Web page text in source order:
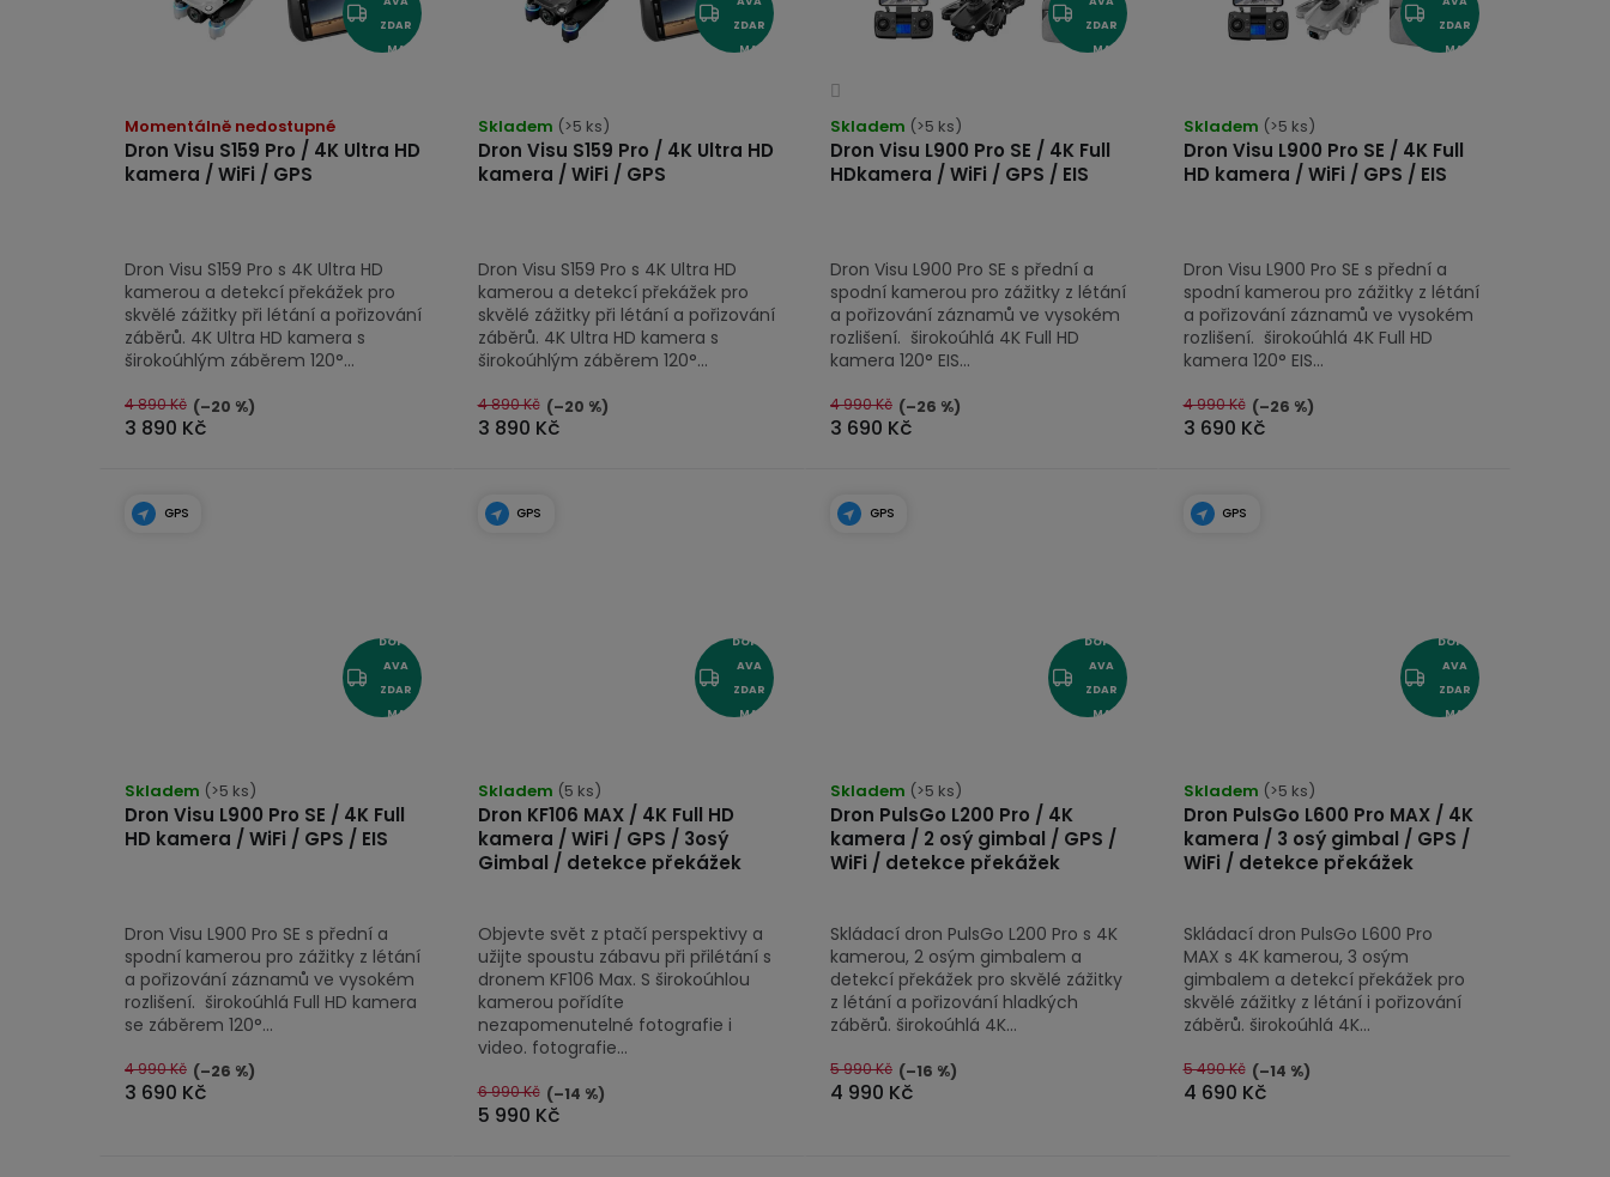
ZDAR
MA
Dron Visu S159 Pro / 4K Ultra HD
kamera / WiFi / GPS
Momentálně nedostupné
3 890 Kč
4 890 Kč (–20 %)
Dron Visu S159 Pro s 4K Ultra HD
kamerou a detekcí překážek pro
skvělé zážitky při létání a pořizování
záběrů. 4K Ultra HD kamera s
širokoúhlým záběrem 120°...
ZDAR
MA
Dron Visu S159 Pro / 4K Ultra HD
kamera / WiFi / GPS
Skladem (>5 ks)
3 890 Kč
4 890 Kč (–20 %)
Dron Visu S159 Pro s 4K Ultra HD
kamerou a detekcí překážek pro
skvělé zážitky při létání a pořizování
záběrů. 4K Ultra HD kamera s
širokoúhlým záběrem 120°...
ZDAR
MA
Dron Visu L900 Pro SE / 4K Full
HDkamera / WiFi / GPS / EIS
hodnocení
produktu
je
5
hvězdiček.
Skladem (>5 ks)
3 690 Kč
4 990 Kč (–26 %)
Dron Visu L900 Pro SE s přední a
spodní kamerou pro zážitky z létání
a pořizování záznamů ve vysokém
rozlišení. širokoúhlá 4K Full HD
kamera 120° EIS...
ZDAR
MA
Dron Visu L900 Pro SE / 4K Full
HD kamera / WiFi / GPS / EIS
Skladem (>5 ks)
3 690 Kč
4 990 Kč (–26 %)
Dron Visu L900 Pro SE s přední a
spodní kamerou pro zážitky z létání
a pořizování záznamů ve vysokém
rozlišení. širokoúhlá 4K Full HD
kamera 120° EIS...
GPS
DOPR
AVA
ZDAR
MA
Dron Visu L900 Pro SE / 4K Full
HD kamera / WiFi / GPS / EIS
hodnocení
produktu
je
5
hvězdiček.
Skladem (>5 ks)
3 690 Kč
4 990 Kč (–26 %)
Dron Visu L900 Pro SE s přední a
spodní kamerou pro zážitky z létání
a pořizování záznamů ve vysokém
rozlišení. širokoúhlá Full HD kamera
se záběrem 120°...
GPS
DOPR
AVA
ZDAR
MA
Dron KF106 MAX / 4K Full HD
kamera / WiFi / GPS / 3osý
Gimbal / detekce překážek
Skladem (5 ks)
5 990 Kč
6 990 Kč (–14 %)
Objevte svět z ptačí perspektivy a
užijte spoustu zábavu při přilétání s
dronem KF106 Max. S širokoúhlou
kamerou pořídíte
nezapomenutelné fotografie i
video. fotografie...
GPS
DOPR
AVA
ZDAR
MA
Dron PulsGo L200 Pro / 4K
kamera / 2 osý gimbal / GPS /
WiFi / detekce překážek
Skladem (>5 ks)
4 990 Kč
5 990 Kč (–16 %)
Skládací dron PulsGo L200 Pro s 4K
kamerou, 2 osým gimbalem a
detekcí překážek pro skvělé zážitky
z létání a pořizování hladkých
záběrů. širokoúhlá 4K...
GPS
DOPR
AVA
ZDAR
MA
Dron PulsGo L600 Pro MAX / 4K
kamera / 3 osý gimbal / GPS /
WiFi / detekce překážek
Skladem (>5 ks)
4 690 Kč
5 490 Kč (–14 %)
Skládací dron PulsGo L600 Pro
MAX s 4K kamerou, 3 osým
gimbalem a detekcí překážek pro
skvělé zážitky z létání i pořizování
záběrů. širokoúhlá 4K...